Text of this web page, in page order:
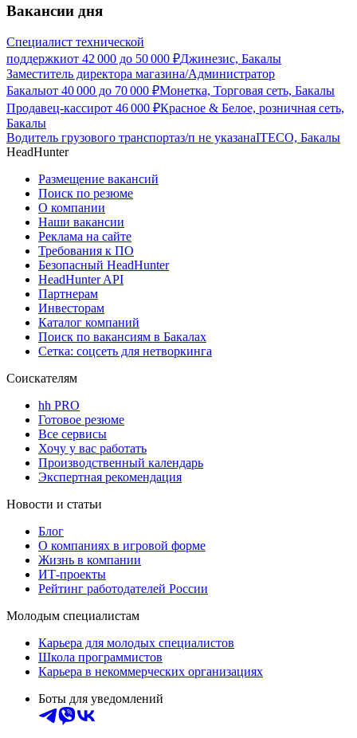
Вакансии дня
Специалист технической
поддержкиот 42 000 до 50 000 ₽Джинезис, Бакалы
Заместитель директора магазина/Администратор
Бакалыот 40 000 до 70 000 ₽Монетка, Торговая сеть, Бакалы
Продавец-кассирот 46 000 ₽Красное & Белое, розничная сеть,
Бакалы
Водитель грузового транспортаз/п не указанаITECO, Бакалы
HeadHunter
Размещение вакансий
Поиск по резюме
О компании
Наши вакансии
Реклама на сайте
Требования к ПО
Безопасный HeadHunter
HeadHunter API
Партнерам
Инвесторам
Каталог компаний
Поиск по вакансиям в Бакалах
Сетка: соцсеть для нетворкинга
Соискателям
hh PRO
Готовое резюме
Все сервисы
Хочу у вас работать
Производственный календарь
Экспертная рекомендация
Новости и статьи
Блог
О компаниях в игровой форме
Жизнь в компании
ИТ-проекты
Рейтинг работодателей России
Молодым специалистам
Карьера для молодых специалистов
Школа программистов
Карьера в некоммерческих организациях
Боты для уведомлений